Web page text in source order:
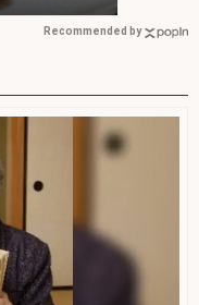
Recommended by